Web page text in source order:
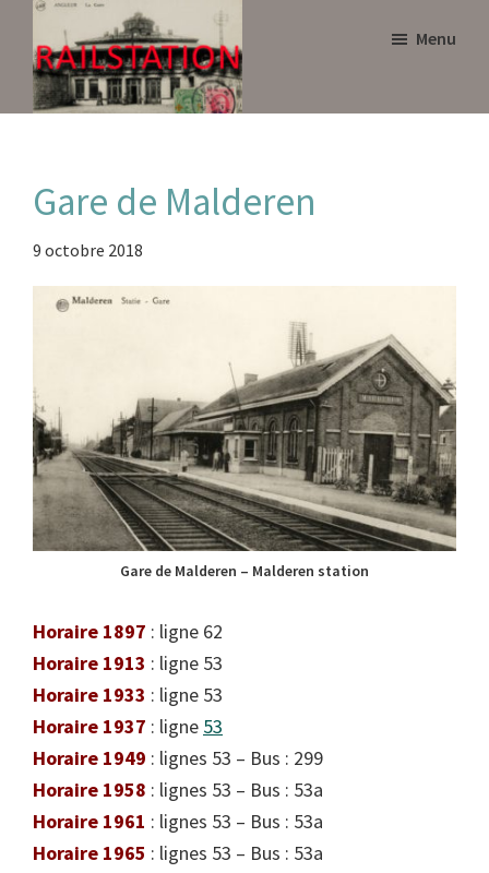
main
content
primary
sidebar
Menu
Gare de Malderen
9 octobre 2018
Gare de Malderen – Malderen station
Horaire 1897 : ligne 62
Horaire 1913 : ligne 53
Horaire 1933 : ligne 53
Horaire 1937 : ligne 53
Horaire 1949 : lignes 53 – Bus : 299
Horaire 1958 : lignes 53 – Bus : 53a
Horaire 1961 : lignes 53 – Bus : 53a
Horaire 1965 : lignes 53 – Bus : 53a